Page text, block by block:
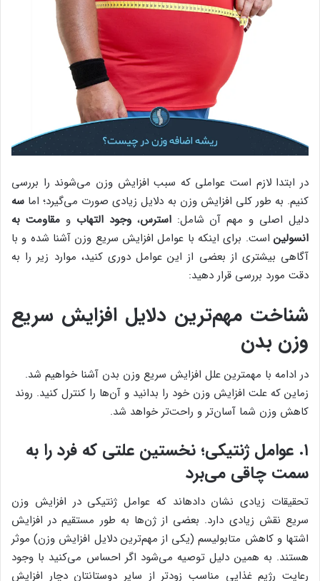
در ابتدا لازم است عواملی که سبب افزایش وزن می‌شوند را بررسی
کنیم. به طور کلی افزایش وزن به دلایل زیادی صورت می‌گیرد؛ اما سه
دلیل اصلی و مهم آن شامل:استرس،وجود التهاب ومقاومت به
انسولین است. برای اینکه با عوامل افزایش سریع وزن آشنا شده و با
آگاهی بیشتری از بعضی از این عوامل دوری کنید، موارد زیر را به
دقت مورد بررسی قرار دهید:
شناخت مهم‌ترین دلایل افزایش سریع
وزن بدن
در ادامه با مهمترین علل افزایش سریع وزن بدن آشنا خواهیم شد.
زماین که علت افزایش وزن خود را بدانید و آن‌ها را کنترل کنید. روند
کاهش وزن شما آسان‌تر و راحت‌تر خواهد شد.
۱. عوامل ژنتیکی؛ نخستین علتی که فرد را به
سمت چاقی می‌برد
تحقیقات زیادی نشان داده‎اند که عوامل ژنتیکی در افزایش وزن
سریع نقش زیادی دارد. بعضی از ژن‌ها به طور مستقیم در افزایش
اشتها و کاهش متابولیسم (یکی از مهم‌ترین دلایل افزایش وزن) موثر
هستند. به همین دلیل توصیه می‌شود اگر احساس می‌کنید با وجود
رعایت رژیم غذایی مناسب زودتر از سایر دوستانتان دچار افزایش